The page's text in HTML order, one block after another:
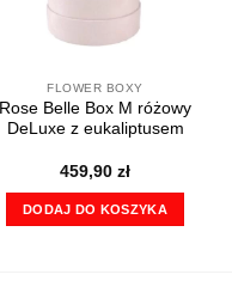
stronie
produktu
FLOWER BOXY
Rose Belle Box M różowy
DeLuxe z eukaliptusem
459,90 zł
DODAJ DO KOSZYKA